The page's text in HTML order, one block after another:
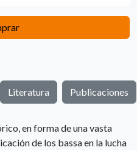
Literatura Publicaciones
en forma de una vasta
de los bassa en la lucha